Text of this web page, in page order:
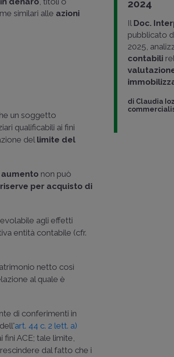
similari alle azioni
un soggetto
qualificabili ai fini
del limite del
aumento non può
riserve per acquisto di
agli effetti
entità contabile (cfr.
netto così
al quale è
di conferimenti in
art. 44 c. 2 lett. a)
ACE; tale limite,
dal fatto che i
2024
Il Doc.
pubblicato
2025,
contabili
di Claudia